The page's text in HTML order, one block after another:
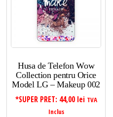
Husa de Telefon Wow
Collection pentru Orice
Model LG – Makeup 002
*SUPER PRET: 44,00 lei TVA
Inclus